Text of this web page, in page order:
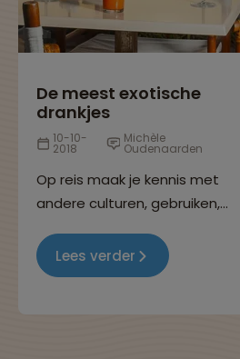
De meest exotische
drankjes
10-10-
2018
Michèle
Oudenaarden
Op reis maak je kennis met
andere culturen, gebruiken,
geheel onbelangrijk: de
nationale cocktails! In dit
Lees verder